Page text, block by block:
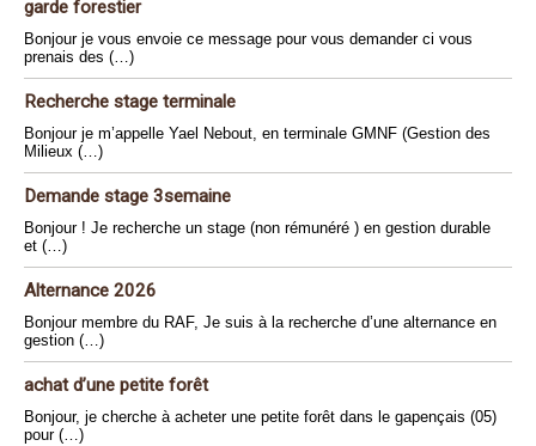
garde forestier
Bonjour je vous envoie ce message pour vous demander ci vous
prenais des (…)
Recherche stage terminale
Bonjour je m’appelle Yael Nebout, en terminale GMNF (Gestion des
Milieux (…)
Demande stage 3semaine
Bonjour ! Je recherche un stage (non rémunéré ) en gestion durable
et (…)
Alternance 2026
Bonjour membre du RAF, Je suis à la recherche d’une alternance en
gestion (…)
achat d’une petite forêt
Bonjour, je cherche à acheter une petite forêt dans le gapençais (05)
pour (…)